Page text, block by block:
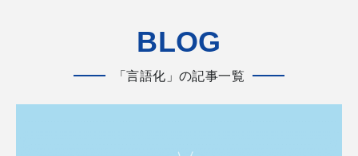
BLOG
「言語化」の記事一覧